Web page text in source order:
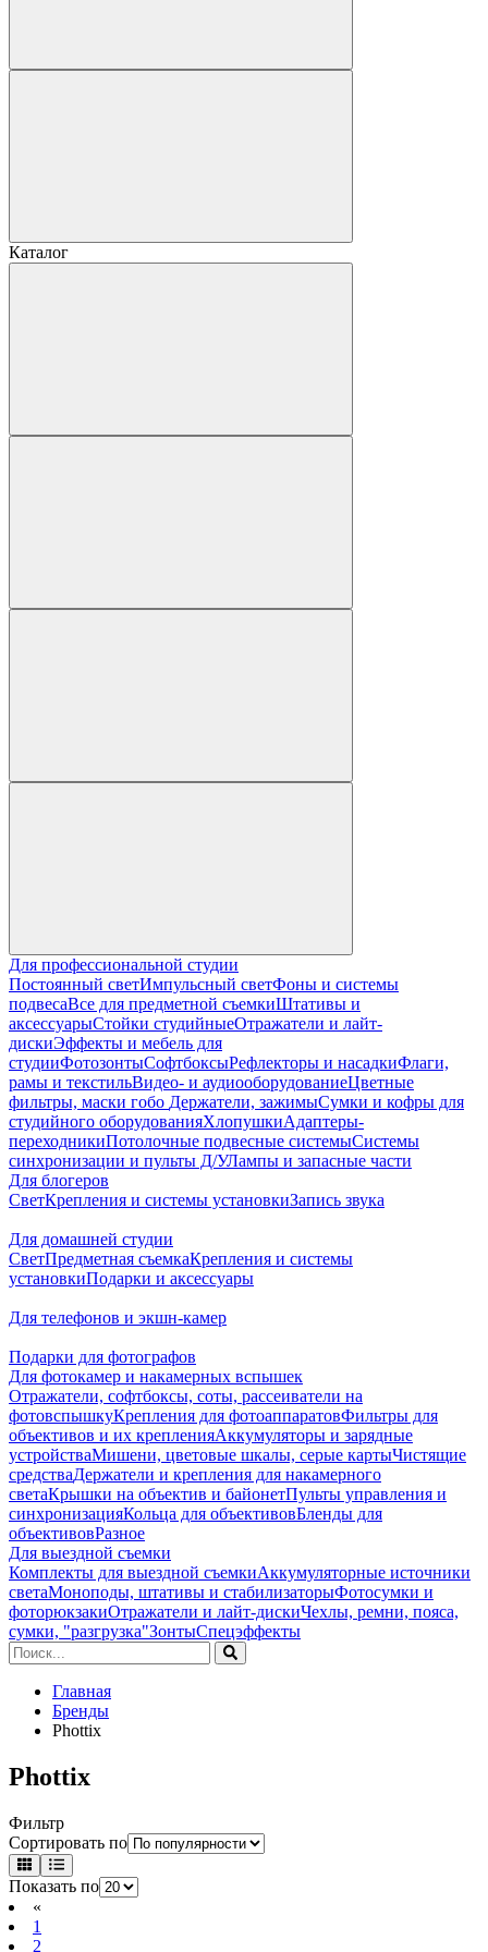
Каталог
Для профессиональной студии
Постоянный светИмпульсный светФоны и системы
подвесаВсе для предметной съемкиШтативы и
аксессуарыСтойки студийныеОтражатели и лайт-
дискиЭффекты и мебель для
студииФотозонтыСофтбоксыРефлекторы и насадкиФлаги,
рамы и текстильВидео- и аудиооборудованиеЦветные
фильтры, маски гобо Держатели, зажимыСумки и кофры для
студийного оборудованияХлопушкиАдаптеры-
переходникиПотолочные подвесные системыСистемы
синхронизации и пульты Д/УЛампы и запасные части
Для блогеров
СветКрепления и системы установкиЗапись звука
Для домашней студии
СветПредметная съемкаКрепления и системы
установкиПодарки и аксессуары
Для телефонов и экшн-камер
Подарки для фотографов
Для фотокамер и накамерных вспышек
Отражатели, софтбоксы, соты, рассеиватели на
фотовспышкуКрепления для фотоаппаратовФильтры для
объективов и их крепленияАккумуляторы и зарядные
устройстваМишени, цветовые шкалы, серые картыЧистящие
средстваДержатели и крепления для накамерного
светаКрышки на объектив и байонетПульты управления и
синхронизацияКольца для объективовБленды для
объективовРазное
Для выездной съемки
Комплекты для выездной съемкиАккумуляторные источники
светаМоноподы, штативы и стабилизаторыФотосумки и
фоторюкзакиОтражатели и лайт-дискиЧехлы, ремни, пояса,
сумки, "разгрузка"ЗонтыСпецэффекты
Главная
Бренды
Phottix
Phottix
Фильтр
Сортировать по
Показать по
«
1
2